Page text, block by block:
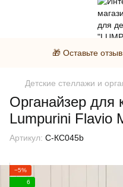
🎁 Оставьте
Детские стеллажи и
Органайзер для
Lumpurini Flavio
Артикул: С-КС045b
−5%
6